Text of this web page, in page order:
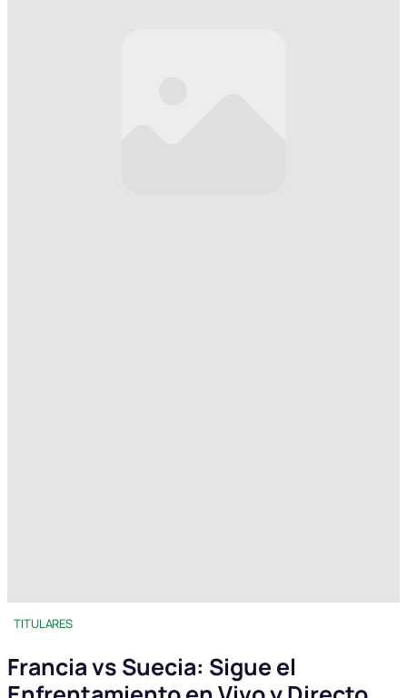
TITULARES
Francia vs Suecia: Sigue el